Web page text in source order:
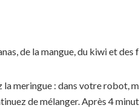
de la mangue, du kiwi et des
meringue : dans votre robot,
de mélanger. Après 4